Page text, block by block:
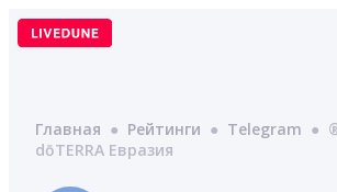
Перейти
Главная ● Рейтинги ● Telegram ●
dōTERRA Евразия